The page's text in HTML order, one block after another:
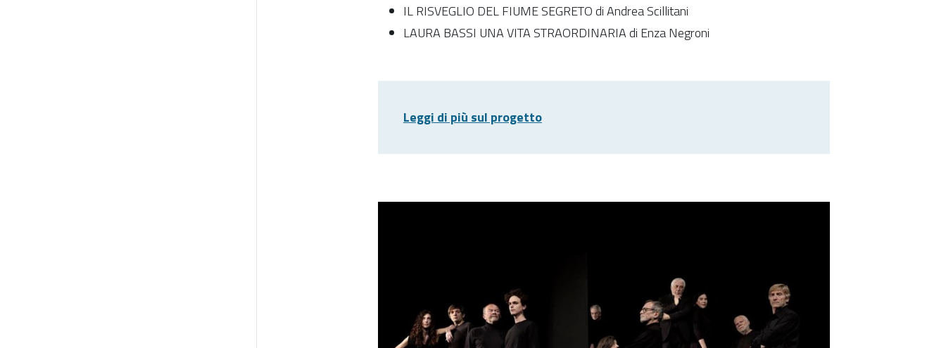
IL RISVEGLIO DEL FIUME SEGRETO di Andrea Scillitani
LAURA BASSI UNA VITA STRAORDINARIA di Enza Negroni
Leggi di più sul progetto